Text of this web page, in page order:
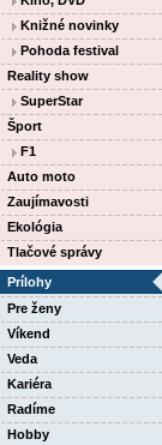
Knižné novinky
Pohoda festival
Reality show
SuperStar
Šport
F1
Auto moto
Zaujímavosti
Ekológia
Tlačové správy
Prílohy
Pre ženy
Víkend
Veda
Kariéra
Radíme
Hobby